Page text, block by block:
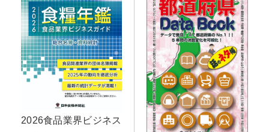
2026食品業界ビジネス